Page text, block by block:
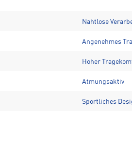
Nahtlose
Angenehmes
Hoher
Atmungsaktiv
Sportliches